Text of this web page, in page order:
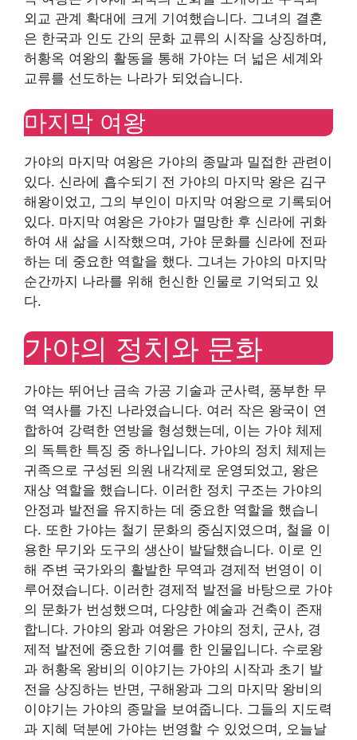
외교 관계 확대에 크게 기여했습니다. 그녀의 결혼
은 한국과 인도 간의 문화 교류의 시작을 상징하며,
허황옥 여왕의 활동을 통해 가야는 더 넓은 세계와
교류를 선도하는 나라가 되었습니다.
마지막 여왕
가야의 마지막 여왕은 가야의 종말과 밀접한 관련이
있다. 신라에 흡수되기 전 가야의 마지막 왕은 김구
해왕이었고, 그의 부인이 마지막 여왕으로 기록되어
있다. 마지막 여왕은 가야가 멸망한 후 신라에 귀화
하여 새 삶을 시작했으며, 가야 문화를 신라에 전파
하는 데 중요한 역할을 했다. 그녀는 가야의 마지막
순간까지 나라를 위해 헌신한 인물로 기억되고 있
다.
가야의 정치와 문화
가야는 뛰어난 금속 가공 기술과 군사력, 풍부한 무
역 역사를 가진 나라였습니다. 여러 작은 왕국이 연
합하여 강력한 연방을 형성했는데, 이는 가야 체제
의 독특한 특징 중 하나입니다. 가야의 정치 체제는
귀족으로 구성된 의원 내각제로 운영되었고, 왕은
재상 역할을 했습니다. 이러한 정치 구조는 가야의
안정과 발전을 유지하는 데 중요한 역할을 했습니
다. 또한 가야는 철기 문화의 중심지였으며, 철을 이
용한 무기와 도구의 생산이 발달했습니다. 이로 인
해 주변 국가와의 활발한 무역과 경제적 번영이 이
루어졌습니다. 이러한 경제적 발전을 바탕으로 가야
의 문화가 번성했으며, 다양한 예술과 건축이 존재
합니다. 가야의 왕과 여왕은 가야의 정치, 군사, 경
제적 발전에 중요한 기여를 한 인물입니다. 수로왕
과 허황옥 왕비의 이야기는 가야의 시작과 초기 발
전을 상징하는 반면, 구해왕과 그의 마지막 왕비의
이야기는 가야의 종말을 보여줍니다. 그들의 지도력
과 지혜 덕분에 가야는 번영할 수 있었으며, 오늘날